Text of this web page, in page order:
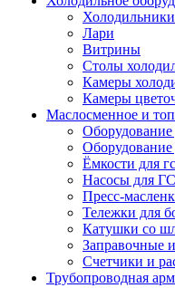
Холодильники
Лари
Витрины
Столы
Камеры
Камеры
Маслосменное и
Оборудование
Оборудование
Ёмкости для
Насосы для
Пресс-
Тележки для
Катушки со
Заправочные
Счетчики и
Трубопроводная